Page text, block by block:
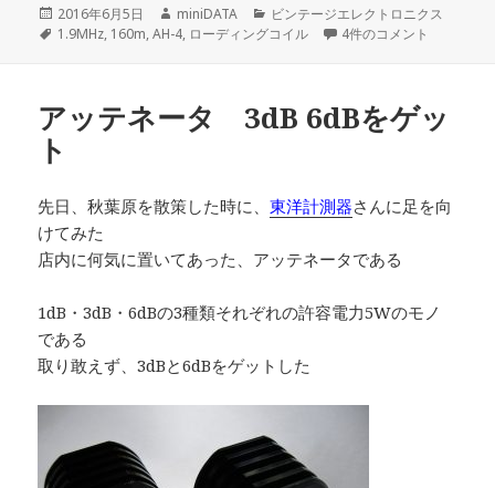
投
稿
2016年6月5日
作
成
miniDATA
カ
テ
ビンテージエレクトロニクス
タ
1.9MHz, 160m,AH-4, ローディングコイル AH-4で1.9MHzにチャレ
4件のコメント
アッテネータ 3dB 6dBをゲッ
ト
先日、秋葉原を散策した時に、東洋計測器さんに足を向
けてみた
店内に何気に置いてあった、アッテネータである
1dB・3dB・6dBの3種類それぞれの許容電力5Wのモノ
である
取り敢えず、3dBと6dBをゲットした